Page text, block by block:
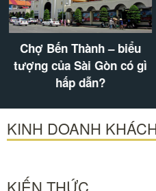
Chợ Bến Thành – biểu
tượng của Sài Gòn có gì
hấp dẫn?
KINH DOANH
KIẾN THỨC